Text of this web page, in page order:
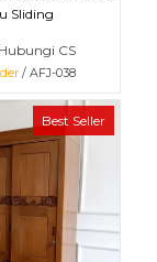
Sliding
CS
/ AFJ-038
Best Seller